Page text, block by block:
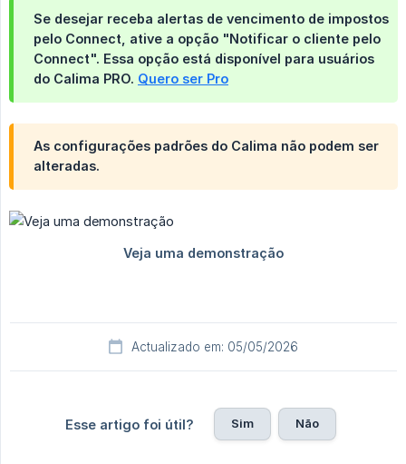
Se desejar receba alertas de vencimento de impostos
pelo Connect, ative a opção "Notificar o cliente pelo
Connect". Essa opção está disponível para usuários
do Calima PRO. Quero ser Pro
As configurações padrões do Calima não podem ser
alteradas.
Actualizado em: 05/05/2026
Esse artigo foi útil? Sim Não